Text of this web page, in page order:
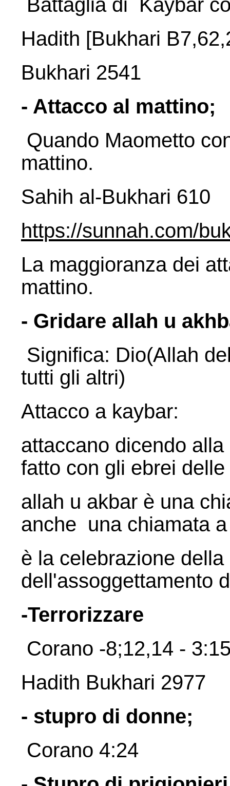
Hadith [Bukhari
Bukhari 2541
- Attacco al mattino;
Quando Maometto
mattino.
Sahih al-Bukhari 610
https://sunnah.com/
La maggioranza dei
mattino.
- Gridare allah u
Significa: Dio(Allah
tutti gli altri)
Attacco a kaybar:
attaccano dicendo
fatto con gli ebrei
allah u akbar è una
anche una chiamata
è la celebrazione
dell'assoggettamento
-Terrorizzare
Corano -8;12,14 -
Hadith Bukhari 2977
- stupro di donne;
Corano 4:24